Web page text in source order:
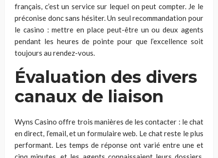
français, c’est un service sur lequel on peut compter. Je le
préconise donc sans hésiter. Un seul recommandation pour
le casino : mettre en place peut-être un ou deux agents
pendant les heures de pointe pour que l’excellence soit
toujours au rendez-vous.
Évaluation des divers
canaux de liaison
Wyns Casino offre trois manières de les contacter : le chat
en direct, l’email, et un formulaire web. Le chat reste le plus
performant. Les temps de réponse ont varié entre une et